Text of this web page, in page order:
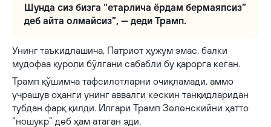
Шунда сиз бизга “етарлича ёрдам бермаяпсиз”
деб айта олмайсиз”, — деди Трамп.
Унинг таъкидлашича, Патриот ҳужум эмас, балки
мудофаа қуроли бўлгани сабабли бу қарорга кеган.
Трамп қўшимча тафсилотларни очиқламади, аммо
учрашув оҳанги унинг аввалги кескин танқидларидан
тубдан фарқ қилди. Илгари Трамп Зеленскийни ҳатто
“ношукр” деб ҳам атаган эди.